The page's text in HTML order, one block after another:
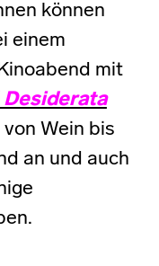
können
einem
mit
Desiderata
Wein bis
an und auch